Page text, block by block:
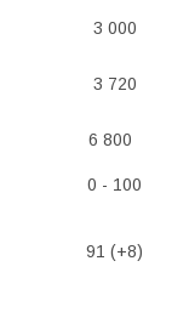
3 000
3 720
6 800
0 - 100
91 (+8)